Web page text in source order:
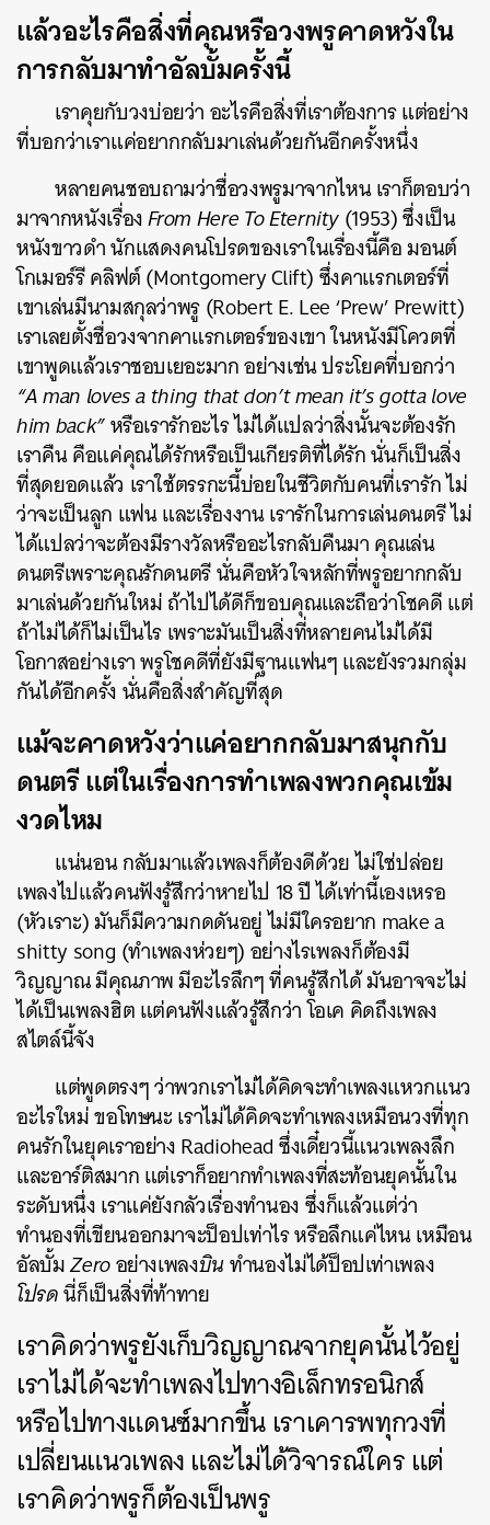
แล้วอะไรคือสิ่งที่คุณหรือวงพรูคาดหวังใน
การกลับมาทำอัลบั้มครั้งนี้
เราคุยกับวงบ่อยว่า อะไรคือสิ่งที่เราต้องการ แต่อย่าง
ที่บอกว่าเราแค่อยากกลับมาเล่นด้วยกันอีกครั้งหนึ่ง
หลายคนชอบถามว่าชื่อวงพรูมาจากไหน เราก็ตอบว่า
มาจากหนังเรื่องFrom Here To Eternity(1953) ซึ่งเป็น
หนังขาวดำ นักแสดงคนโปรดของเราในเรื่องนี้คือ มอนต์
โกเมอร์รี คลิฟต์ (Montgomery Clift) ซึ่งคาแรกเตอร์ที่
เขาเล่นมีนามสกุลว่าพรู (Robert E. Lee ‘Prew’ Prewitt)
เราเลยตั้งชื่อวงจากคาแรกเตอร์ของเขา ในหนังมีโควตที่
เขาพูดแล้วเราชอบเยอะมาก อย่างเช่น ประโยคที่บอกว่า
“A man loves a thing that don’t mean it’s gotta love
him back”หรือเรารักอะไร ไม่ได้แปลว่าสิ่งนั้นจะต้องรัก
เราคืน คือแค่คุณได้รักหรือเป็นเกียรติที่ได้รัก นั่นก็เป็นสิ่ง
ที่สุดยอดแล้ว เราใช้ตรรกะนี้บ่อยในชีวิตกับคนที่เรารัก ไม่
ว่าจะเป็นลูก แฟน และเรื่องงาน เรารักในการเล่นดนตรี ไม่
ได้แปลว่าจะต้องมีรางวัลหรืออะไรกลับคืนมา คุณเล่น
ดนตรีเพราะคุณรักดนตรี นั่นคือหัวใจหลักที่พรูอยากกลับ
มาเล่นด้วยกันใหม่ ถ้าไปได้ดีก็ขอบคุณและถือว่าโชคดี แต่
ถ้าไม่ได้ก็ไม่เป็นไร เพราะมันเป็นสิ่งที่หลายคนไม่ได้มี
โอกาสอย่างเรา พรูโชคดีที่ยังมีฐานแฟนๆ และยังรวมกลุ่ม
กันได้อีกครั้ง นั่นคือสิ่งสำคัญที่สุด
แม้จะคาดหวังว่าแค่อยากกลับมาสนุกกับ
ดนตรี แต่ในเรื่องการทำเพลงพวกคุณเข้ม
งวดไหม
แน่นอน กลับมาแล้วเพลงก็ต้องดีด้วย ไม่ใช่ปล่อย
เพลงไปแล้วคนฟังรู้สึกว่าหายไป 18 ปี ได้เท่านี้เองเหรอ
(หัวเราะ) มันก็มีความกดดันอยู่ ไม่มีใครอยาก make a
shitty song (ทำเพลงห่วยๆ) อย่างไรเพลงก็ต้องมี
วิญญาณ มีคุณภาพ มีอะไรลึกๆ ที่คนรู้สึกได้ มันอาจจะไม่
ได้เป็นเพลงฮิต แต่คนฟังแล้วรู้สึกว่า โอเค คิดถึงเพลง
สไตล์นี้จัง
แต่พูดตรงๆ ว่าพวกเราไม่ได้คิดจะทำเพลงแหวกแนว
อะไรใหม่ ขอโทษนะ เราไม่ได้คิดจะทำเพลงเหมือนวงที่ทุก
คนรักในยุคเราอย่าง Radiohead ซึ่งเดี๋ยวนี้แนวเพลงลึก
และอาร์ติสมาก แต่เราก็อยากทำเพลงที่สะท้อนยุคนั้นใน
ระดับหนึ่ง เราแค่ยังกลัวเรื่องทำนอง ซึ่งก็แล้วแต่ว่า
ทำนองที่เขียนออกมาจะป็อปเท่าไร หรือลึกแค่ไหน เหมือน
อัลบั้มZeroอย่างเพลงบินทำนองไม่ได้ป็อปเท่าเพลง
โปรดนี่ก็เป็นสิ่งที่ท้าทาย
เราคิดว่าพรูยังเก็บวิญญาณจากยุคนั้นไว้อยู่
เราไม่ได้จะทำเพลงไปทางอิเล็กทรอนิกส์
หรือไปทางแดนซ์มากขึ้น เราเคารพทุกวงที่
เปลี่ยนแนวเพลง และไม่ได้วิจารณ์ใคร แต่
เราคิดว่าพรูก็ต้องเป็นพรู